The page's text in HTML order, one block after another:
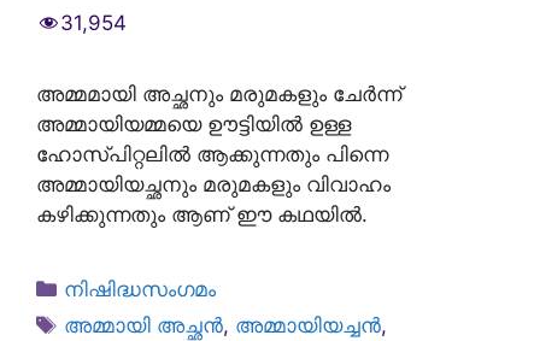
31,954
അമ്മമായി അച്ഛനും മരുമകളും ചേർന്ന്
അമ്മായിയമ്മയെ ഊട്ടിയിൽ ഉള്ള
ഹോസ്പിറ്റലിൽ ആക്കുന്നതും പിന്നെ
അമ്മായിയച്ഛനും മരുമകളും വിവാഹം
കഴിക്കുന്നതും ആണ് ഈ കഥയിൽ.
Categories
നിഷിദ്ധസംഗമം
Tags
അമ്മായി അച്ഛൻ, അമ്മായിയച്ചൻ,